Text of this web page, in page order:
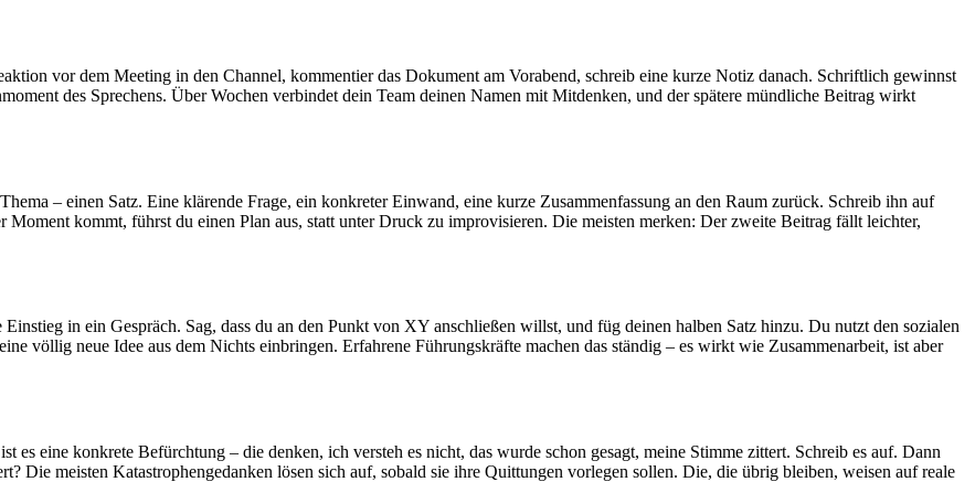
vor dem Meeting in den Channel, kommentier das Dokument am Vorabend, schreib eine kurze Notiz danach. Schriftlich gewinnst
des Sprechens. Über Wochen verbindet dein Team deinen Namen mit Mitdenken, und der spätere mündliche Beitrag wirkt
– einen Satz. Eine klärende Frage, ein konkreter Einwand, eine kurze Zusammenfassung an den Raum zurück. Schreib ihn auf
kommt, führst du einen Plan aus, statt unter Druck zu improvisieren. Die meisten merken: Der zweite Beitrag fällt leichter,
in ein Gespräch. Sag, dass du an den Punkt von XY anschließen willst, und füg deinen halben Satz hinzu. Du nutzt den sozialen
völlig neue Idee aus dem Nichts einbringen. Erfahrene Führungskräfte machen das ständig – es wirkt wie Zusammenarbeit, ist aber
eine konkrete Befürchtung – die denken, ich versteh es nicht, das wurde schon gesagt, meine Stimme zittert. Schreib es auf. Dann
Die meisten Katastrophengedanken lösen sich auf, sobald sie ihre Quittungen vorlegen sollen. Die, die übrig bleiben, weisen auf reale